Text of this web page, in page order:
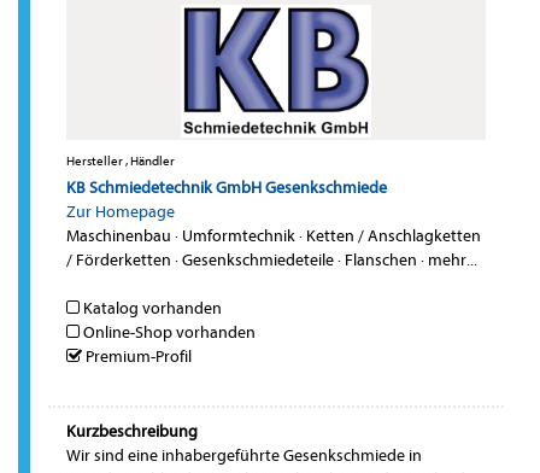
Hersteller , Händler
KB Schmiedetechnik GmbH Gesenkschmiede
Zur Homepage
Maschinenbau · Umformtechnik· Ketten / Anschlagketten
/ Förderketten ·Gesenkschmiedeteile· Flanschen · mehr...
Katalog vorhanden
Online-Shop vorhanden
Premium-Profil
Kurzbeschreibung
Wir sind eine inhabergeführte Gesenkschmiede in